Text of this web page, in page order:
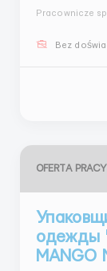
Pracownicze
Bez
OFERTA
одежды
MANGO